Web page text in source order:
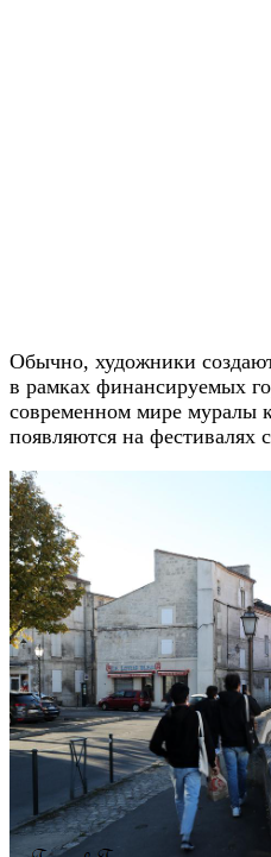
Обычно, художники
в рамках финансируемых
современном мире муралы
появляются на фестивалях